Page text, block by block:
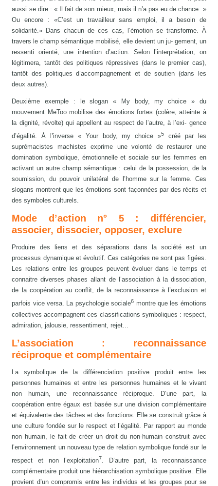
aussi se dire : « Il fait de son mieux, mais il n’a pas eu de chance. »
Ou encore : «C’est un travailleur sans emploi, il a besoin de
solidarité.» Dans chacun de ces cas, l’émotion se transforme. À
travers le champ sémantique mobilisé, elle devient un ju- gement, un
ressenti orienté, une intention d’action. Selon l’interprétation, on
légitimera, tantôt des politiques répressives (dans le premier cas),
tantôt des politiques d’accompagnement et de soutien (dans les
deux autres).
Deuxième exemple : le slogan « My body, my choice » du
mouvement MeToo mobilise des émotions fortes (colère, atteinte à
la dignité, révolte) qui appellent au respect de l’autre, à l’exi- gence
d’égalité. À l’inverse « Your body, my choice »5
créé par les
suprémacistes machistes exprime une volonté de restaurer une
domination symbolique, émotionnelle et sociale sur les femmes en
activant un autre champ sémantique : celui de la possession, de la
soumission, du pouvoir unilatéral de l’homme sur la femme. Ces
slogans montrent que les émotions sont façonnées par des récits et
des symboles culturels.
Mode d’action n° 5 : différencier,
associer, dissocier, opposer, exclure
Produire des liens et des séparations dans la société est un
processus dynamique et évolutif. Ces catégories ne sont pas figées.
Les relations entre les groupes peuvent évoluer dans le temps et
connaitre diverses phases allant de l’association à la dissociation,
de la coopération au conflit, de la reconnaissance à l’exclusion et
parfois vice versa. La psychologie sociale6 montre que les émotions
collectives accompagnent ces classifications symboliques : respect,
admiration, jalousie, ressentiment, rejet...
L’association : reconnaissance
réciproque et complémentaire
La symbolique de la différenciation positive produit entre les
personnes humaines et entre les personnes humaines et le vivant
non humain, une reconnaissance réciproque. D’une part, la
coopération entre égaux est basée sur une division complémentaire
et équivalente des tâches et des fonctions. Elle se construit grâce à
une culture fondée sur le respect et l’égalité. Par rapport au monde
non humain, le fait de créer un droit du non-humain construit avec
l’environnement un nouveau type de relation symbolique fondé sur le
respect et non l’exploitation7
. D’autre part, la reconnaissance
complémentaire produit une hiérarchisation symbolique positive. Elle
provient d’un compromis entre les individus et les groupes pour se